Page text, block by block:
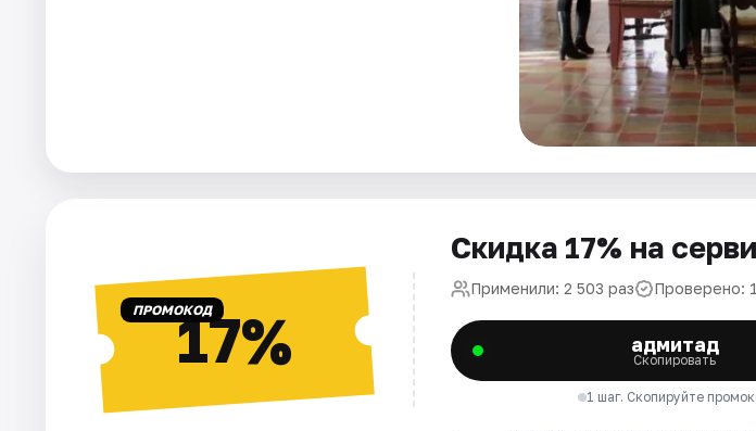
ПРОМОКОД17%
Скидка 17% на
Применили: 2 503 раз Проверено:
адмитад
Скопировать
1 шаг. Скопируйте